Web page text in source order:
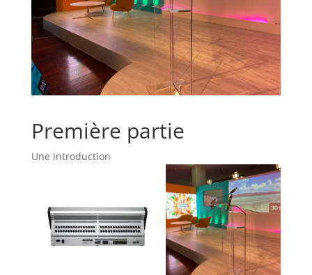
Première partie
Une introduction